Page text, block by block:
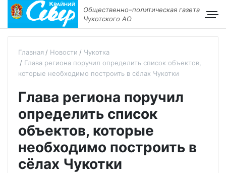
Общественно–политическая газета
Чукотского АО
Главная Новости
Чукотка
Глава региона поручил определить список объектов,
которые необходимо построить в сёлах Чукотки
Глава региона поручил
определить список
объектов, которые
необходимо построить в
сёлах Чукотки